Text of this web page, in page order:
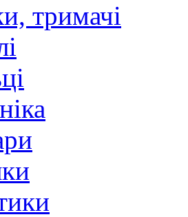
тримачі